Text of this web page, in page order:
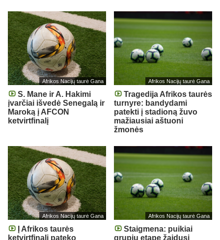
Afrikos Nacijų taurė Gana
S. Mane ir A. Hakimi
įvarčiai išvedė Senegalą ir
Maroką į AFCON
ketvirtfinalį
Afrikos Nacijų taurė Gana
Tragedija Afrikos taurės
turnyre: bandydami
patekti į stadioną žuvo
mažiausiai aštuoni
žmonės
Afrikos Nacijų taurė Gana
Į Afrikos taurės
ketvirtfinalį pateko
Afrikos Nacijų taurė Gana
Staigmena: puikiai
grupių etape žaidusi